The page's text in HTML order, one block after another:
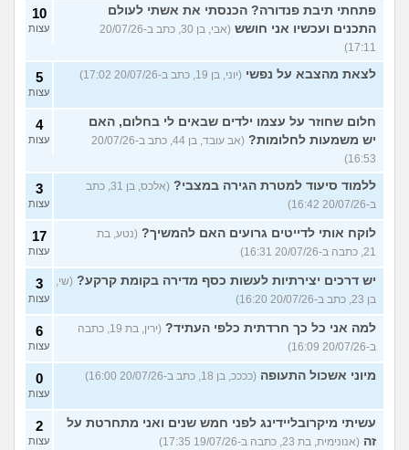
פתחתי תיבת פנדורה? הכנסתי את אשתי לעולם
התכנים ועכשיו אני חושש
(אבי, בן 30, כתב ב-20/07/26
17:11)
10
עצות
לצאת מהצבא על נפשי (יוני, בן 19, כתב ב-20/07/26 17:02) 5
עצות
חלום שחוזר על עצמו ילדים שבאים לי בחלום, האם
יש משמעות לחלומות?
(אב עובד, בן 44, כתב ב-20/07/26
16:53)
4
עצות
ללמוד סיעוד למטרת הגירה במצבי?
(אלכס, בן 31, כתב
ב-20/07/26 16:42)
3
עצות
לוקח אותי לדייטים גרועים האם להמשיך? (נטע, בת
21, כתבה ב-20/07/26 16:31)
17
עצות
יש דרכים יצירתיות לעשות כסף מדירה בקומת קרקע? (שי,
בן 23, כתב ב-20/07/26 16:20)
3
עצות
למה אני כל כך חרדתית כלפי העתיד?
(ירין, בת 19, כתבה
ב-20/07/26 16:09)
6
עצות
מיוני אשכול התעופה (ככככ, בן 18, כתב ב-20/07/26 16:00) 0
עצות
עשיתי מיקרובליידינג לפני חמש שנים ואני מתחרטת על
זה (אנונימית, בת 23, כתבה ב-19/07/26 17:35)
2
עצות